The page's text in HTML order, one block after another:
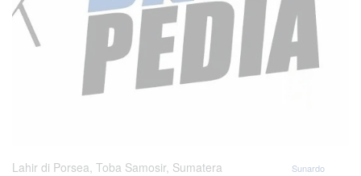
Lahir di Porsea, Toba Samosir, Sumatera
Sunardo